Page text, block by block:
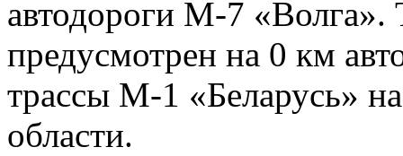
автодороги М-7
предусмотрен на 0 км
трассы М-1 «Беларусь»
области.